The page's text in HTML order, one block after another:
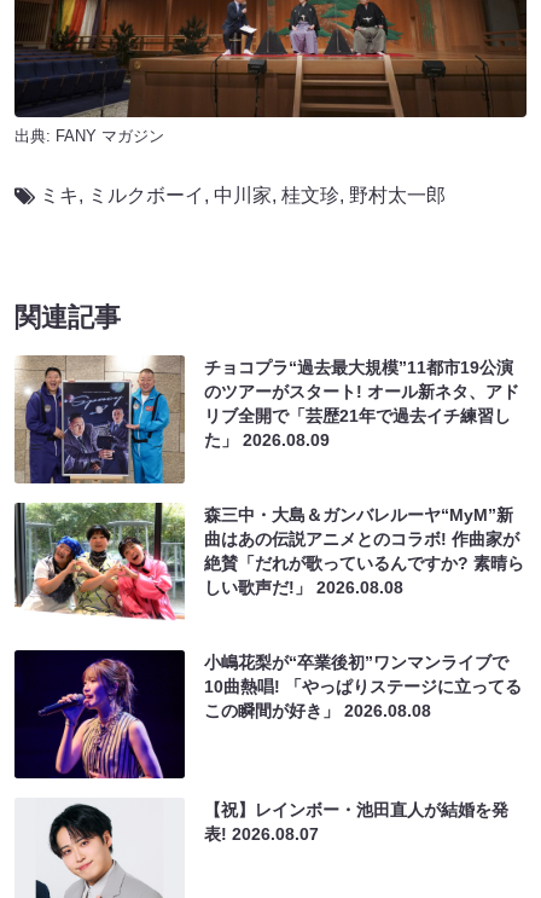
出典: FANY マガジン
ミキ, ミルクボーイ , 中川家, 桂文珍, 野村太⼀郎
関連記事
チョコプラ“過去最大規模”11都市19公演
のツアーがスタート! オール新ネタ、アド
リブ全開で「芸歴21年で過去イチ練習し
た」2026.08.09
森三中・大島＆ガンバレルーヤ“MyM”新
曲はあの伝説アニメとのコラボ! 作曲家が
絶賛「だれが歌っているんですか? 素晴ら
しい歌声だ!」2026.08.08
小嶋花梨が“卒業後初”ワンマンライブで
10曲熱唱! 「やっぱりステージに立ってる
この瞬間が好き」2026.08.08
【祝】レインボー・池田直人が結婚を発
表!2026.08.07